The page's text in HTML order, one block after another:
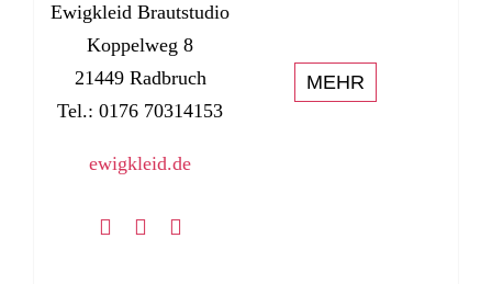
Ewigkleid Brautstudio
Koppelweg 8
21449 Radbruch
Tel.: 0176 70314153
ewigkleid.de
MEHR